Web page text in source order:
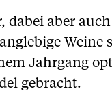
dabei aber
Weine
Jahrgang
gebracht.